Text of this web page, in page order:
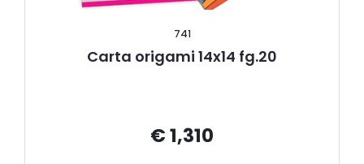
741
Carta origami 14x14 fg.20
€ 1,310